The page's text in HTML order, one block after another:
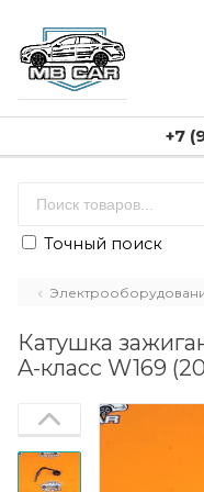
+7
Точный поиск
Катушка
A-класс W169